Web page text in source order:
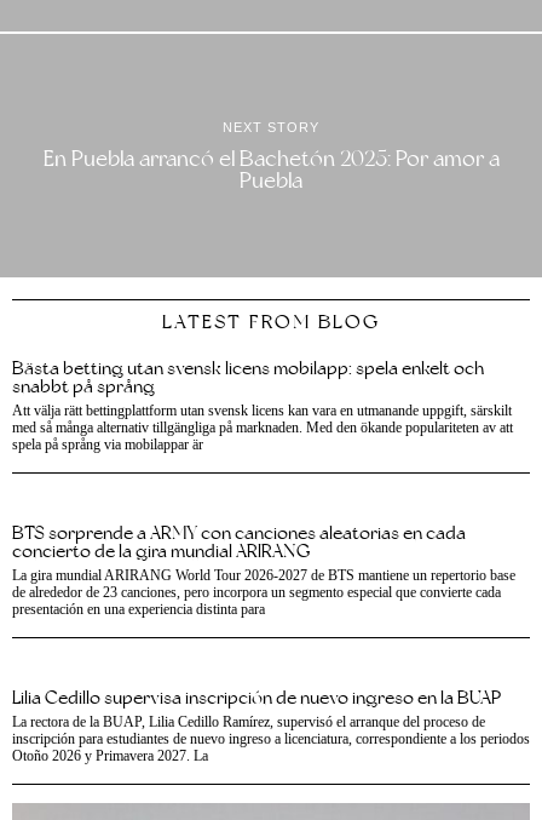
NEXT STORY
En Puebla arrancó el Bachetón 2025: Por amor a
Puebla
LATEST FROM BLOG
Bästa betting utan svensk licens mobilapp: spela enkelt och
snabbt på språng
Att välja rätt bettingplattform utan svensk licens kan vara en utmanande uppgift, särskilt
med så många alternativ tillgängliga på marknaden. Med den ökande populariteten av att
spela på språng via mobilappar är
BTS sorprende a ARMY con canciones aleatorias en cada
concierto de la gira mundial ARIRANG
La gira mundial ARIRANG World Tour 2026-2027 de BTS mantiene un repertorio base
de alrededor de 23 canciones, pero incorpora un segmento especial que convierte cada
presentación en una experiencia distinta para
Lilia Cedillo supervisa inscripción de nuevo ingreso en la BUAP
La rectora de la BUAP, Lilia Cedillo Ramírez, supervisó el arranque del proceso de
inscripción para estudiantes de nuevo ingreso a licenciatura, correspondiente a los periodos
Otoño 2026 y Primavera 2027. La